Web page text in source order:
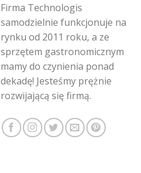
Firma Technologis
samodzielnie funkcjonuje na
rynku od 2011 roku, a ze
sprzętem gastronomicznym
mamy do czynienia ponad
dekadę! Jesteśmy prężnie
rozwijającą się firmą.